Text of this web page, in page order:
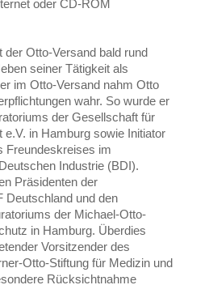
oder CD-ROM
der Otto-Versand bald rund
seiner Tätigkeit als
im Otto-Versand nahm Otto
wahr. So wurde er
der Gesellschaft für
e.V. in Hamburg sowie Initiator
Freundeskreises im
Industrie (BDI).
Präsidenten der
Deutschland und den
der Michael-Otto-
in Hamburg. Überdies
Vorsitzender des
Otto-Stiftung für Medizin und
Rücksichtnahme